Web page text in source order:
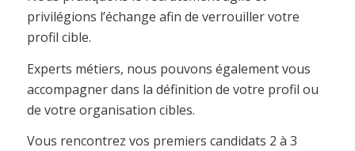
privilégions l’échange afin de verrouiller votre
profil cible.
Experts métiers, nous pouvons également vous
accompagner dans la définition de votre profil ou
de votre organisation cibles.
Vous rencontrez vos premiers candidats 2 à 3